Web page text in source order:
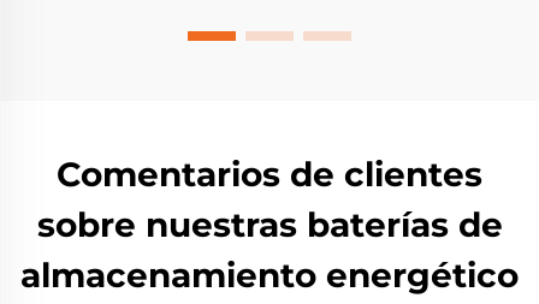
Comentarios de clientes
sobre nuestras baterías de
almacenamiento energético